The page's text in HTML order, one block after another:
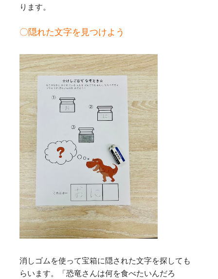
ります。
〇隠れた文字を見つけよう
消しゴムを使って宝箱に隠された文字を探しても
らいます。「恐竜さんは何を食べたいんだろ